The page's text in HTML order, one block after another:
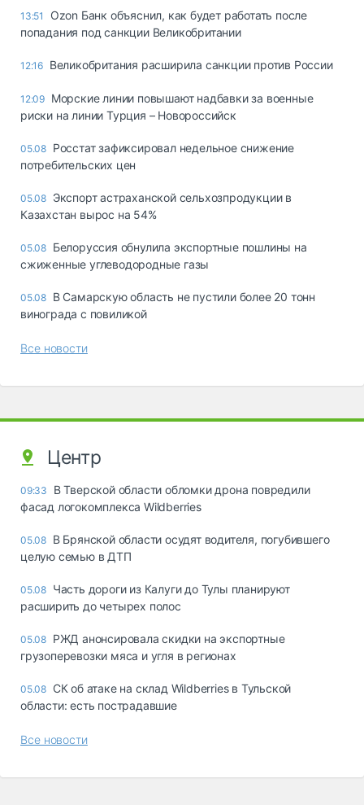
13:51
Ozon Банк объяснил, как будет работать после
попадания под санкции Великобритании
12:16 Великобритания расширила санкции против России
12:09 Морские линии повышают надбавки за военные
риски на линии Турция – Новороссийск
05.08 Росстат зафиксировал недельное снижение
потребительских цен
05.08 Экспорт астраханской сельхозпродукции в
Казахстан вырос на 54%
05.08 Белоруссия обнулила экспортные пошлины на
сжиженные углеводородные газы
05.08 В Самарскую область не пустили более 20 тонн
винограда с повиликой
Все новости
Центр
09:33
В Тверской области обломки дрона повредили
фасад логокомплекса Wildberries
05.08 В Брянской области осудят водителя, погубившего
целую семью в ДТП
05.08 Часть дороги из Калуги до Тулы планируют
расширить до четырех полос
05.08 РЖД анонсировала скидки на экспортные
грузоперевозки мяса и угля в регионах
05.08 СК об атаке на склад Wildberries в Тульской
области: есть пострадавшие
Все новости